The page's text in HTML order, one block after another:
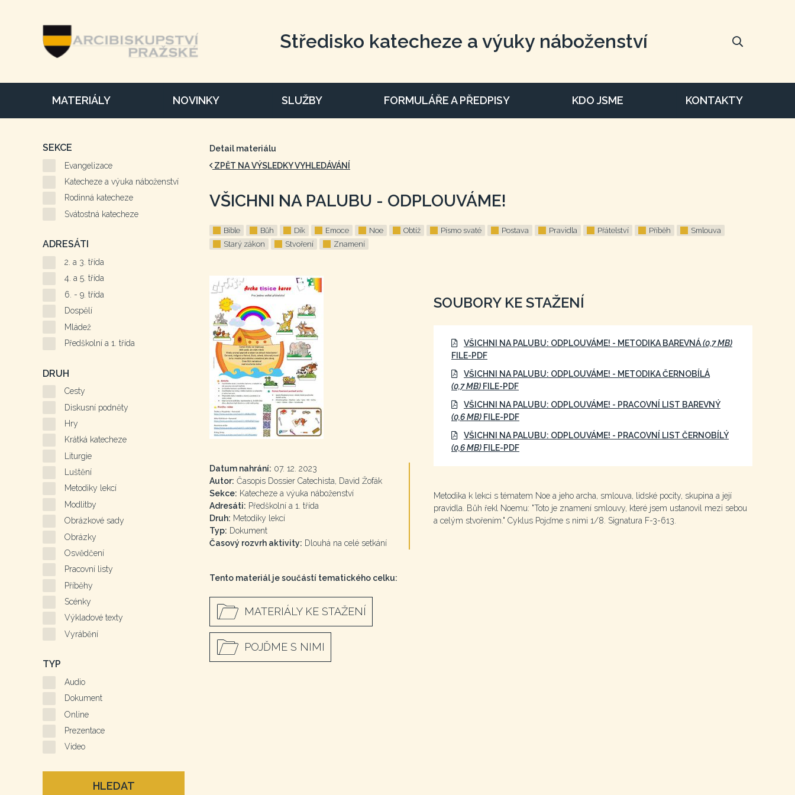
Středisko katecheze a výuky náboženství
MATERIÁLY NOVINKY SLUŽBY FORMULÁŘE A PŘEDPISY KDO JSME KONTAKTY
Detail materiálu
ZPĚT NA VÝSLEDKY VYHLEDÁVÁNÍ
VŠICHNI NA PALUBU - ODPLOUVÁME!
Bible Bůh Dík Emoce Noe Obtíž Písmo svaté Postava Pravidla Přátelství Příběh
Smlouva
Starý zákon
Stvoření Znamení
Datum nahrání: 07. 12. 2023
Autor: Časopis Dossier Catechista, David Žofák
Sekce: Katecheze a výuka náboženství
Adresáti: Předškolní a 1. třída
Druh: Metodiky lekcí
Typ: Dokument
Časový rozvrh aktivity: Dlouhá na celé setkání
Tento materiál je součástí tematického celku:
MATERIÁLY KE STAŽENÍ
POJĎME S NIMI
SOUBORY KE STAŽENÍ
VŠICHNI NA PALUBU: ODPLOUVÁME! - METODIKA BAREVNÁ(0,7 MB)
FILE-PDF
VŠICHNI NA PALUBU: ODPLOUVÁME! - METODIKA ČERNOBÍLÁ
(0,7 MB) FILE-PDF
VŠICHNI NA PALUBU: ODPLOUVÁME! - PRACOVNÍ LIST BAREVNÝ
(0,6 MB) FILE-PDF
VŠICHNI NA PALUBU: ODPLOUVÁME! - PRACOVNÍ LIST ČERNOBÍLÝ
(0,6 MB) FILE-PDF
Metodika k lekci s tématem Noe a jeho archa, smlouva, lidské pocity, skupina a její
pravidla. Bůh řekl Noemu: "Toto je znamení smlouvy, které jsem ustanovil mezi sebou
a celým stvořením." Cyklus Pojďme s nimi 1/8. Signatura F-3-613.
SEKCE
Evangelizace
Katecheze a výuka náboženství
Rodinná katecheze
Svátostná katecheze
ADRESÁTI
2. a 3. třída
4. a 5. třída
6. - 9. třída
Dospělí
Mládež
Předškolní a 1. třída
DRUH
Cesty
Diskusní podněty
Hry
Krátká katecheze
Liturgie
Luštění
Metodiky lekcí
Modlitby
Obrázkové sady
Obrázky
Osvědčení
Pracovní listy
Příběhy
Scénky
Výkladové texty
Vyrábění
TYP
Audio
Dokument
Online
Prezentace
Video
HLEDAT